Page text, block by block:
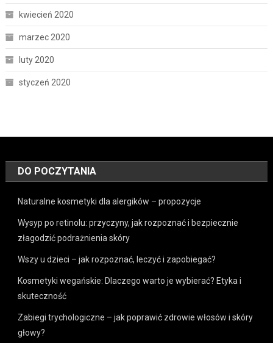
kwiecień 2020
marzec 2020
luty 2020
styczeń 2020
DO POCZYTANIA
Naturalne kosmetyki dla alergików – propozycje
Wysyp po retinolu: przyczyny, jak rozpoznać i bezpiecznie
złagodzić podrażnienia skóry
Wszy u dzieci – jak rozpoznać, leczyć i zapobiegać?
Kosmetyki wegańskie: Dlaczego warto je wybierać? Etyka i
skuteczność
Zabiegi trychologiczne – jak poprawić zdrowie włosów i skóry
głowy?